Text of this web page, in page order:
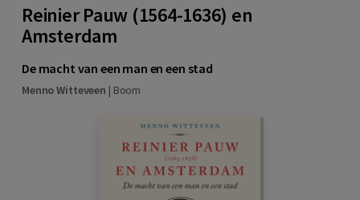
Reinier Pauw (1564-1636) en
Amsterdam
De macht van een man en een stad
Menno Witteveen | Boom